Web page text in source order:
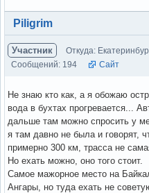
Вне форума
Piligrim
Участник Откуда:
Сообщений: 194
Сайт
Не знаю кто как, а я обожаю
вода в бухтах прогревается...
дальше там можно спросить у
я там давно не была и говорят,
примерно 300 км, трасса не
Но ехать можно, оно того стоит.
Самое мажорное место на
Ангары, но туда ехать не